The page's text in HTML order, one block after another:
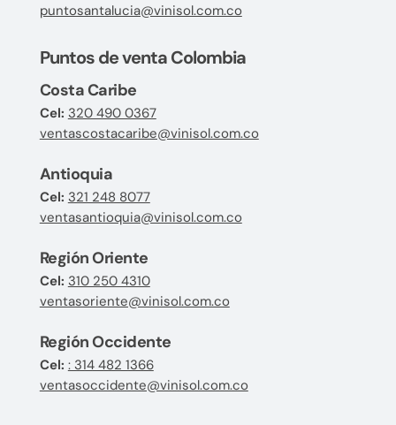
puntosantalucia@vinisol.com.co
Puntos de venta Colombia
Costa Caribe
Cel: 320 490 0367
ventascostacaribe@vinisol.com.co
Antioquia
Cel: 321 248 8077
ventasantioquia@vinisol.com.co
Región Oriente
Cel: 310 250 4310
ventasoriente@vinisol.com.co
Región Occidente
Cel: : 314 482 1366
ventasoccidente@vinisol.com.co